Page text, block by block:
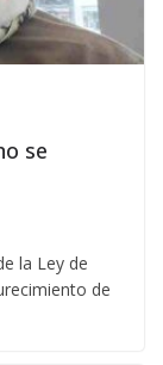
se
la Ley de
de